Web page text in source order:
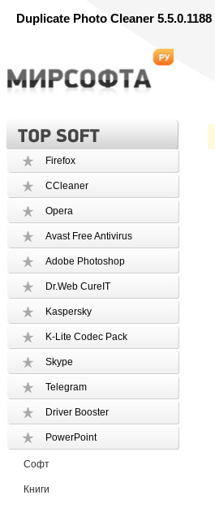
Duplicate Photo Cleaner 5.5.0.1188
Firefox
CCleaner
Opera
Avast Free Antivirus
Adobe Photoshop
Dr.Web CureIT
Kaspersky
K-Lite Codec Pack
Skype
Telegram
Driver Booster
PowerPoint
Софт
Книги